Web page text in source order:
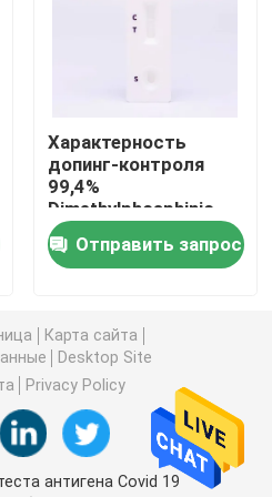
заболевания
быстрый
отметки
Характерность
допинг-контроля
99,4%
Dimethylphosphinic
кисловочная EDDP
этилендиамина
Отправить запрос
Карта сайта
Desktop Site
Privacy Policy
антигена Covid 19